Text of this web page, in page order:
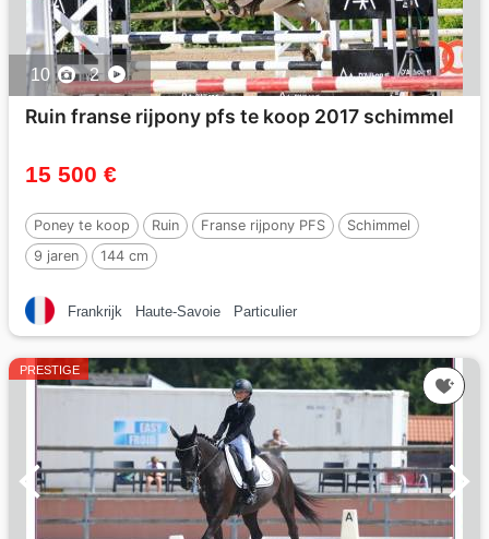
10 2
Ruin franse rijpony pfs te koop 2017 schimmel
15 500 €
Poney te koop Ruin Franse rijpony PFS
Schimmel
9 jaren
144 cm
Frankrijk Haute-Savoie Particulier
PRESTIGE